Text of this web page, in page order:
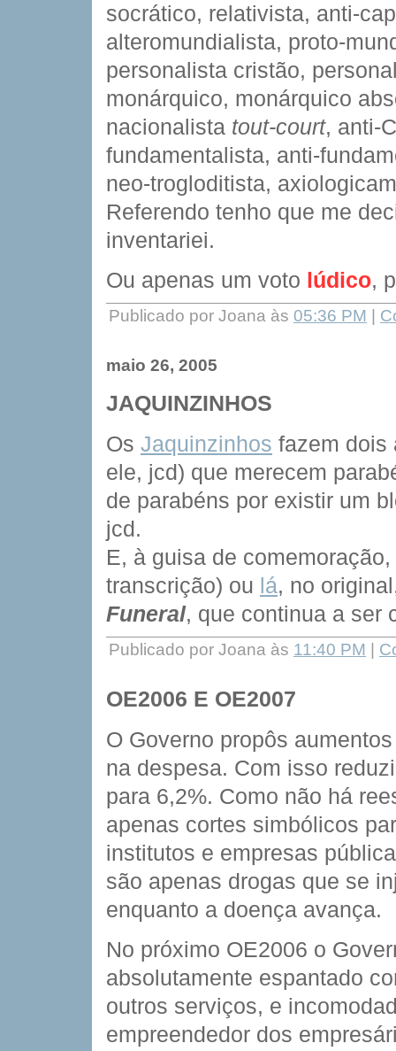
socrático, relativista, anti-
alteromundialista, proto-
personalista cristão,
monárquico, monárquico
nacionalista tout-court, anti-
fundamentalista, anti-
neo-trogloditista,
Referendo tenho que me
inventariei.
Ou apenas um voto lúdico,
Publicado por Joana às 05:36 PM
maio 26, 2005
JAQUINZINHOS
Os Jaquinzinhos fazem dois
ele, jcd) que merecem
de parabéns por existir um
jcd.
E, à guisa de
transcrição) ou lá, no
Funeral, que continua a ser
Publicado por Joana às 11:40 PM
OE2006 E OE2007
O Governo propôs
na despesa. Com isso
para 6,2%. Como não há
apenas cortes simbólicos
institutos e empresas
são apenas drogas que se
enquanto a doença avança.
No próximo OE2006 o
absolutamente espantado
outros serviços, e
empreendedor dos